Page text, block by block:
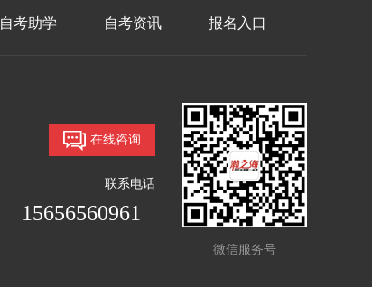
自考助学 自考资讯 报名入口
微信服务号
在线咨询
联系电话
15656560961